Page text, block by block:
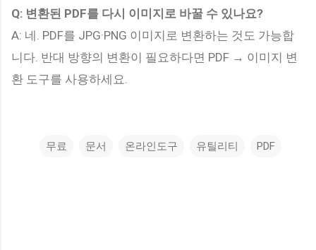
Q: 변환된 PDF를 다시 이미지로 바꿀 수 있나요?
A: 네. PDF를 JPG·PNG 이미지로 변환하는 것도 가능합
니다. 반대 방향의 변환이 필요하다면 PDF → 이미지 변
환 도구를 사용하세요.
무료 문서 온라인도구 유틸리티 PDF